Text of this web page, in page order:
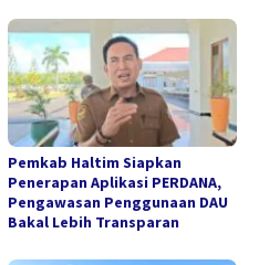
Pemkab Haltim Siapkan
Penerapan Aplikasi PERDANA,
Pengawasan Penggunaan DAU
Bakal Lebih Transparan